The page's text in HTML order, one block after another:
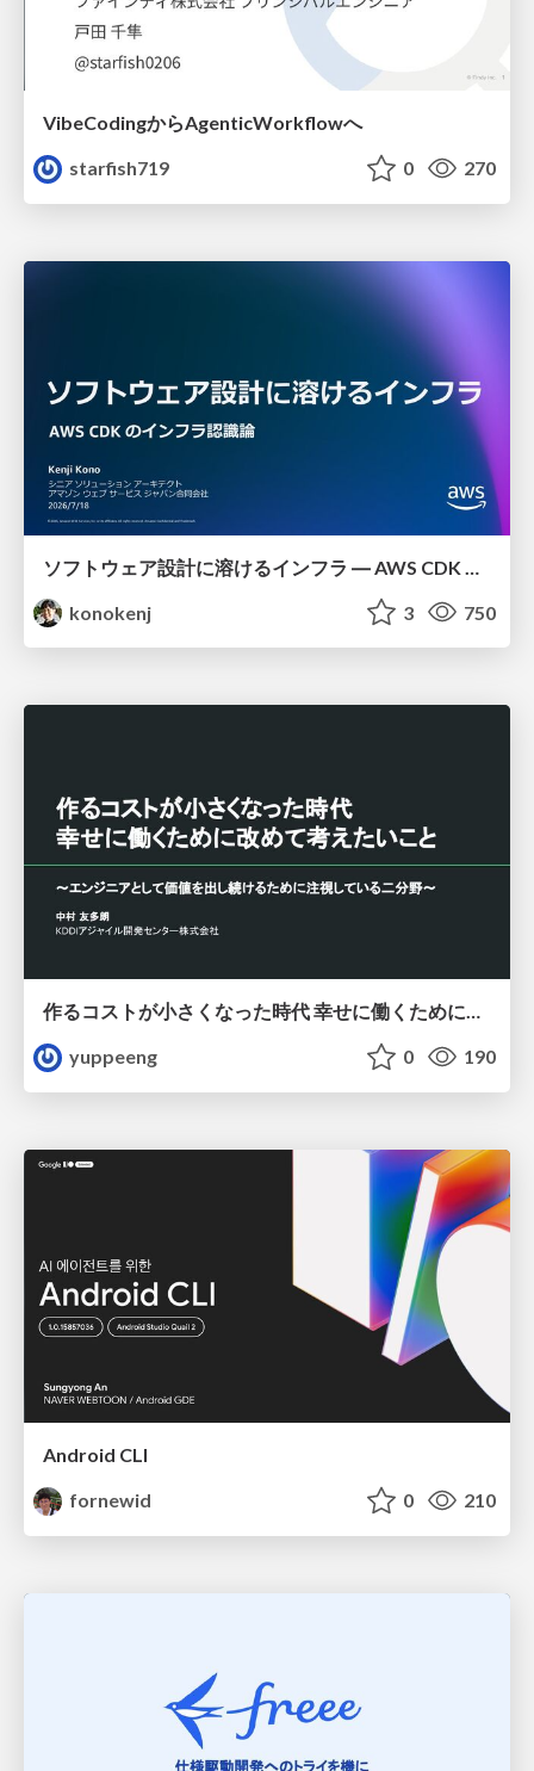
VibeCodingからAgenticWorkflowへ
starfish719
0 270
konokenj
3 750
作るコストが小さくなった時代 幸せに働くために改めて考えたいこと 〜エンジニアとして価値を出し続けるために注視している二分野〜
yuppeeng
0 190
Android CLI
fornewid
0 210